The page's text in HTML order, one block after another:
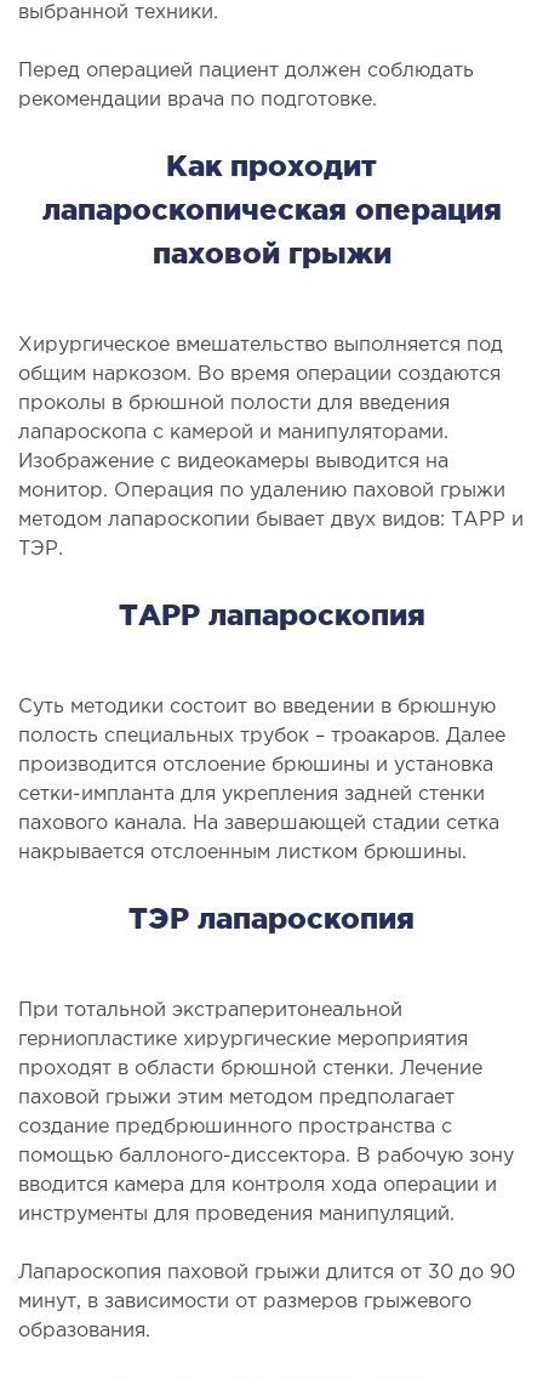
(ЭКГ)
диагностика
(МРТ)
органов
головы
желез с имплантами и без
ХИРУРГИЯ
хирургия
И ОРТОПЕДИЯ
опорно-двигательного аппарата
(травматологический пункт)
выбранной техники.
Перед операцией пациент должен соблюдать
рекомендации врача по подготовке.
Как проходит
лапароскопическая операция
паховой грыжи
Хирургическое вмешательство выполняется под
общим наркозом. Во время операции создаются
проколы в брюшной полости для введения
лапароскопа с камерой и манипуляторами.
Изображение с видеокамеры выводится на
монитор. Операция по удалению паховой грыжи
методом лапароскопии бывает двух видов: ТАРР и
ТЭР.
ТАРР лапароскопия
Суть методики состоит во введении в брюшную
полость специальных трубок – троакаров. Далее
производится отслоение брюшины и установка
сетки-импланта для укрепления задней стенки
пахового канала. На завершающей стадии сетка
накрывается отслоенным листком брюшины.
ТЭР лапароскопия
При тотальной экстраперитонеальной
герниопластике хирургические мероприятия
проходят в области брюшной стенки. Лечение
паховой грыжи этим методом предполагает
создание предбрюшинного пространства с
помощью баллоного-диссектора. В рабочую зону
вводится камера для контроля хода операции и
инструменты для проведения манипуляций.
Лапароскопия паховой грыжи длится от 30 до 90
минут, в зависимости от размеров грыжевого
образования.